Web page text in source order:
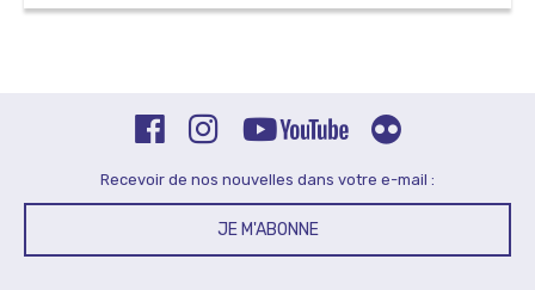
Recevoir de nos nouvelles dans votre e-mail :
JE M'ABONNE